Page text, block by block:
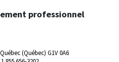
professionnel
Québec (Québec) G1V 0A6